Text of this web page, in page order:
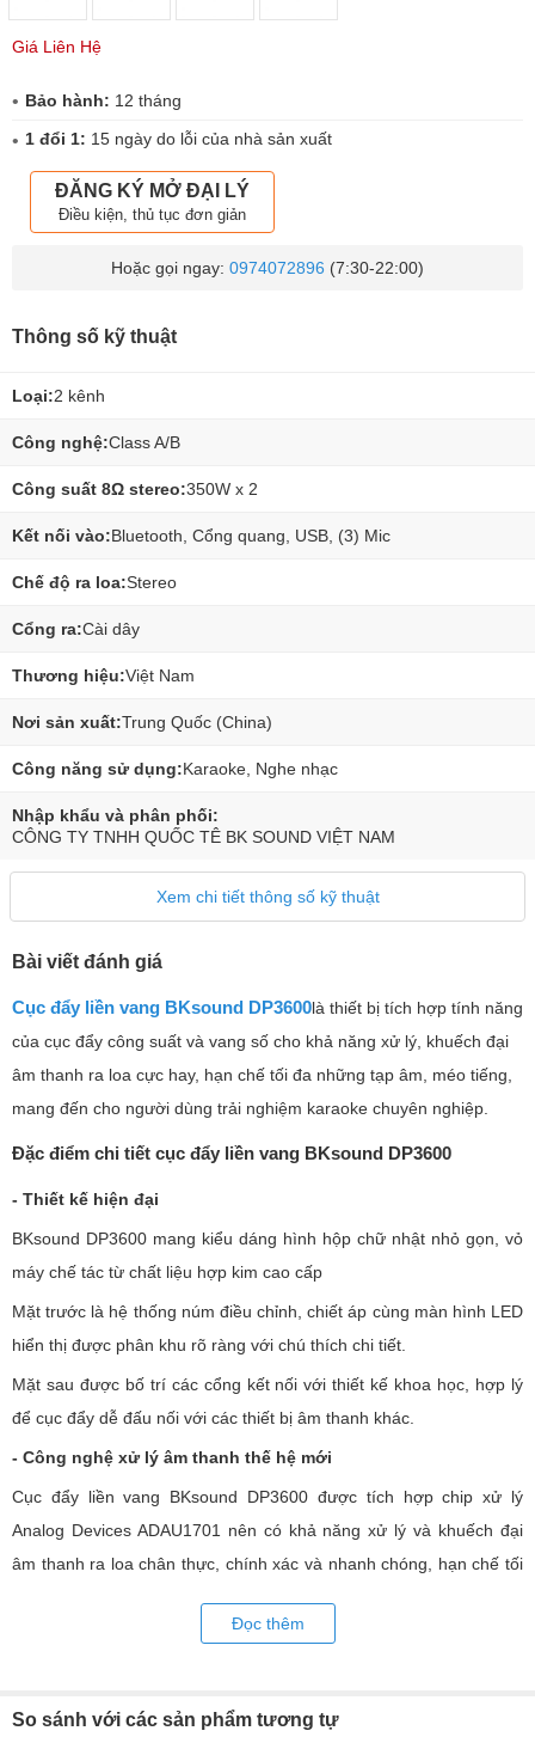
Giá Liên Hệ
Bảo hành: 12 tháng
1 đổi 1: 15 ngày do lỗi của nhà sản xuất
ĐĂNG KÝ MỞ ĐẠI LÝ
Điều kiện, thủ tục đơn giản
Hoặc gọi ngay: 0974072896 (7:30-22:00)
Thông số kỹ thuật
Loại:2 kênh
Công nghệ:Class A/B
Công suất 8Ω stereo:350W x 2
Kết nối vào:Bluetooth, Cổng quang, USB, (3) Mic
Chế độ ra loa:Stereo
Cổng ra:Cài dây
Thương hiệu:Việt Nam
Nơi sản xuất:Trung Quốc (China)
Công năng sử dụng:Karaoke, Nghe nhạc
Nhập khẩu và phân phối:
CÔNG TY TNHH QUỐC TÊ BK SOUND VIỆT NAM
Xem chi tiết thông số kỹ thuật
Bài viết đánh giá
Cục đẩy liền vang BKsound DP3600là thiết bị tích hợp tính năng
của cục đẩy công suất và vang số cho khả năng xử lý, khuếch đại
âm thanh ra loa cực hay, hạn chế tối đa những tạp âm, méo tiếng,
mang đến cho người dùng trải nghiệm karaoke chuyên nghiệp.
Đặc điểm chi tiết cục đẩy liền vang BKsound DP3600
- Thiết kế hiện đại
BKsound DP3600 mang kiểu dáng hình hộp chữ nhật nhỏ gọn, vỏ
máy chế tác từ chất liệu hợp kim cao cấp
Mặt trước là hệ thống núm điều chỉnh, chiết áp cùng màn hình LED
hiển thị được phân khu rõ ràng với chú thích chi tiết.
Mặt sau được bố trí các cổng kết nối với thiết kế khoa học, hợp lý
để cục đẩy dễ đấu nối với các thiết bị âm thanh khác.
- Công nghệ xử lý âm thanh thế hệ mới
Cục đẩy liền vang BKsound DP3600 được tích hợp chip xử lý
Analog Devices ADAU1701 nên có khả năng xử lý và khuếch đại
âm thanh ra loa chân thực, chính xác và nhanh chóng, hạn chế tối
- Công suất mạnh mẽ, hoạt động ổn định
với 12 sò công suất chịu dòng lớn của hãng Toshiba sản xuất tại
Đọc thêm
So sánh với các sản phẩm tương tự